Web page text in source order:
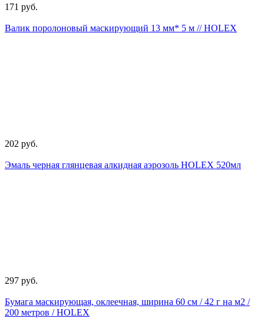
171 руб.
Валик поролоновый маскирующий 13 мм* 5 м // HOLEX
202 руб.
Эмаль черная глянцевая алкидная аэрозоль HOLEX 520мл
297 руб.
Бумага маскирующая, оклеечная, ширина 60 см / 42 г на м2 /
200 метров / HOLEX